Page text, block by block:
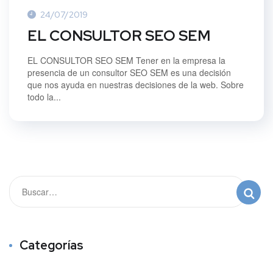
24/07/2019
EL CONSULTOR SEO SEM
EL CONSULTOR SEO SEM Tener en la empresa la
presencia de un consultor SEO SEM es una decisión
que nos ayuda en nuestras decisiones de la web. Sobre
todo la...
Categorías